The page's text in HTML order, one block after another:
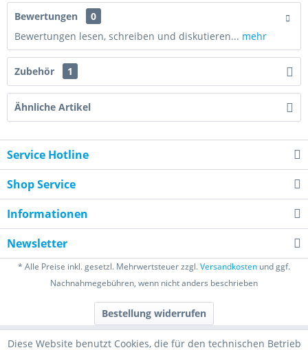
Bewertungen
0
Bewertungen lesen, schreiben und diskutieren... mehr
Zubehör 1
Ähnliche Artikel
Service Hotline
Shop Service
Informationen
Newsletter
* Alle Preise inkl. gesetzl. Mehrwertsteuer zzgl.Versandkosten und ggf.
Nachnahmegebühren, wenn nicht anders beschrieben
Bestellung widerrufen
Diese Website benutzt Cookies, die für den technischen Betrieb